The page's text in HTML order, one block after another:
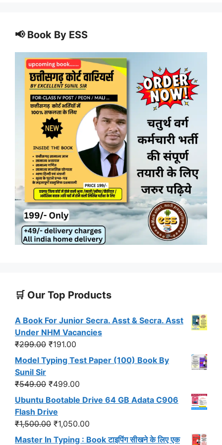
📢 Book By ESS
🛒 Our Top Products
A Book For Junior Secra. Asst & Secra. Asst
Under NHM Vacancies
₹299.00 Original
price
was:
₹299.00.
₹191.00
price
₹191.00.
Model Typing Test Paper (100) Book By
Sunil Sir
₹549.00 Original
price
was:
₹549.00.
₹499.00
price
₹499.00.
Ubuntu Bootable Drive 64 GB Adata C906
Flash Drive
₹1,500.00 Original
price
₹1,050.00
price
Master In Typing : Book टाइपिंग सीखने के लिए एक